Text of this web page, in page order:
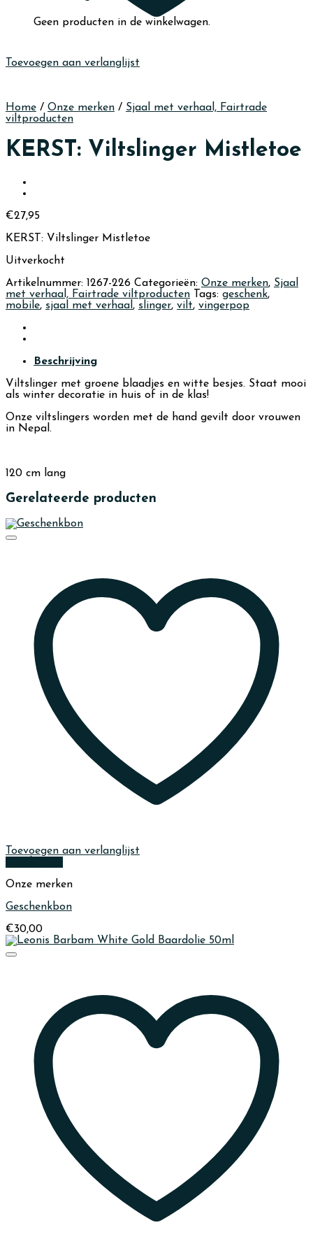
Geen producten in de winkelwagen.
Toevoegen aan verlanglijst
Home / Onze merken / Sjaal met verhaal, Fairtrade
viltproducten
KERST: Viltslinger Mistletoe
€27,95
KERST: Viltslinger Mistletoe
Uitverkocht
Artikelnummer: 1267-226 Categorieën: Onze merken, Sjaal
met verhaal, Fairtrade viltproducten
Tags: geschenk,
mobile, sjaal met verhaal , slinger, vilt, vingerpop
Beschrijving
Viltslinger met groene blaadjes en witte besjes. Staat mooi
als winter decoratie in huis of in de klas!
Onze viltslingers worden met de hand gevilt door vrouwen
in Nepal.
120 cm lang
Gerelateerde producten
Toevoegen aan verlanglijst
Onze merken
Geschenkbon
€30,00